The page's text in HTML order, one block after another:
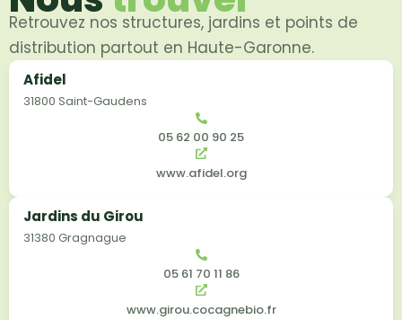
Retrouvez nos structures, jardins et points de
distribution partout en Haute-Garonne.
Afidel
31800 Saint-Gaudens
05 62 00 90 25
www.afidel.org
Jardins du Girou
31380 Gragnague
05 61 70 11 86
www.girou.cocagnebio.fr